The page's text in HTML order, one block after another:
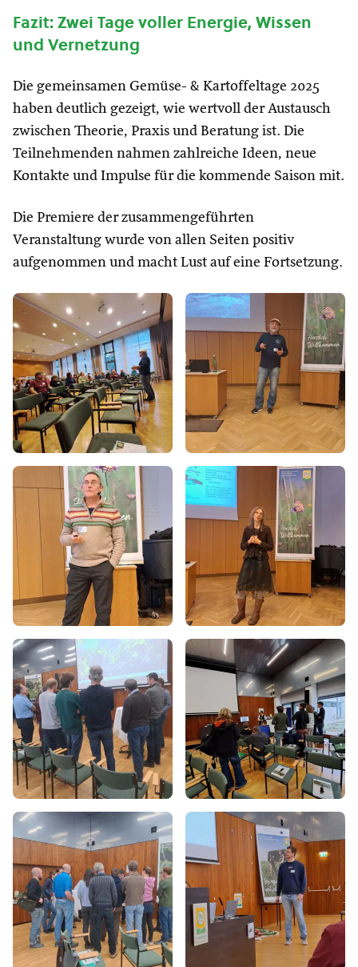
Fazit: Zwei Tage voller Energie, Wissen
und Vernetzung
Die gemeinsamen Gemüse- & Kartoffeltage 2025
haben deutlich gezeigt, wie wertvoll der Austausch
zwischen Theorie, Praxis und Beratung ist. Die
Teilnehmenden nahmen zahlreiche Ideen, neue
Kontakte und Impulse für die kommende Saison mit.
Die Premiere der zusammengeführten
Veranstaltung wurde von allen Seiten positiv
aufgenommen und macht Lust auf eine Fortsetzung.